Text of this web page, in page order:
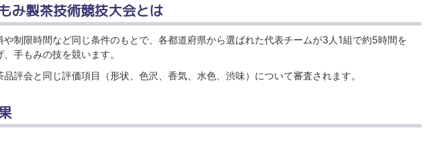
み製茶技術競技大会とは
や制限時間など同じ条件のもとで、各都道府県から選ばれた代表チームが3人1組で約5時間を
手もみの技を競います。
品評会と同じ評価項目（形状、色沢、香気、水色、渋味）について審査されます。